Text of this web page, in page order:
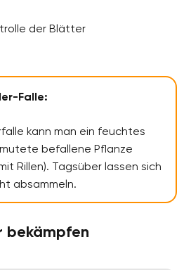
der Blätter
Falle:
kann man ein feuchtes
befallene Pflanze
Rillen). Tagsüber lassen sich
absammeln.
bekämpfen